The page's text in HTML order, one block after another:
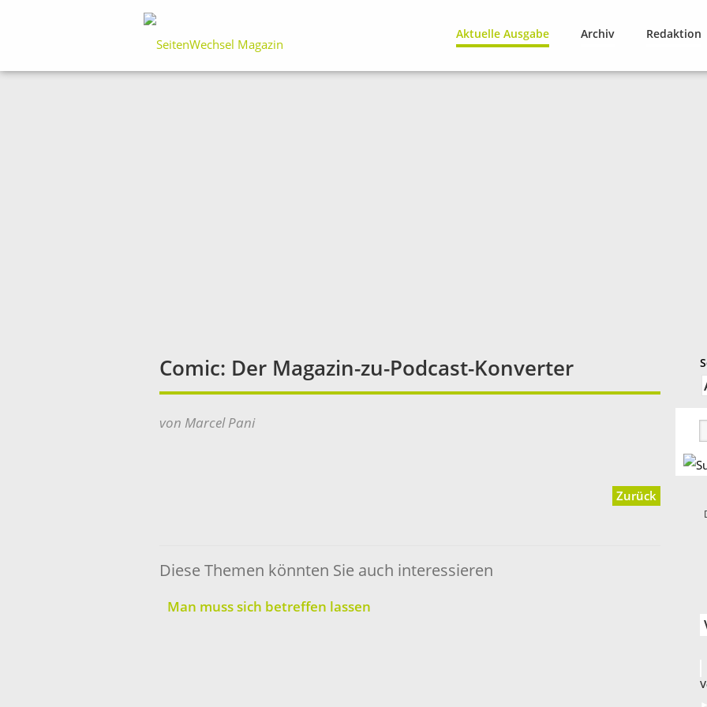
Aktuelle Ausgabe Archiv Redaktion
Comic: Der Magazin-zu-Podcast-Konverter
von Marcel Pani
Zurück
Diese Themen könnten Sie auch interessieren
Man muss sich betreffen lassen